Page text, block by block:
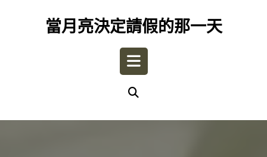
當月亮決定請假的那一天
Open